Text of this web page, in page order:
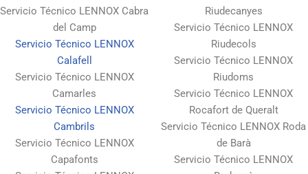
Servicio Técnico LENNOX Cabra
del Camp
Servicio Técnico LENNOX
Calafell
Servicio Técnico LENNOX
Camarles
Servicio Técnico LENNOX
Cambrils
Servicio Técnico LENNOX
Capafonts
Riudecanyes
Servicio Técnico LENNOX
Riudecols
Servicio Técnico LENNOX
Riudoms
Servicio Técnico LENNOX
Rocafort de Queralt
Servicio Técnico LENNOX Roda
de Barà
Servicio Técnico LENNOX